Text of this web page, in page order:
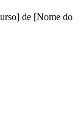
de [Nome do